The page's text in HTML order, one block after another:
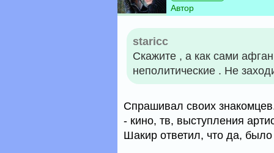
Автор
staricc
Скажите , а как сами
неполитические . Не
Спрашивал своих
- кино, тв, выступления
Шакир ответил, что да,